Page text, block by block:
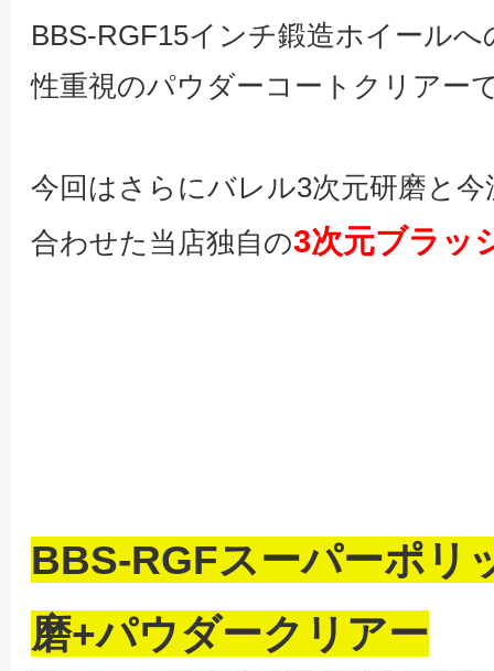
BBS-RGF15インチ鍛造ホイール
性重視のパウダーコートクリアー
今回はさらにバレル3次元研磨と
合わせた当店独自の3次元ブラッ
BBS-RGFスーパーポリ
磨+パウダークリアー